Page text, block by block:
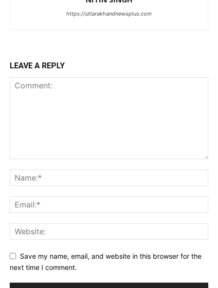
https://uttarakhandnewsplus.com
LEAVE A REPLY
Save my name, email, and website in this browser for the
next time I comment.